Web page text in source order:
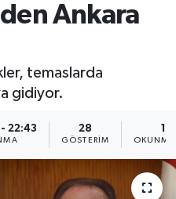
Ankara
temaslarda
gidiyor.
22:43 28
GÖSTERIM OKUNMA